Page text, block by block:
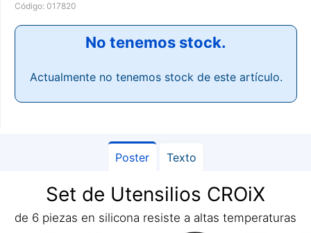
Poster Texto
Set de Utensilios CROiX
de 6 piezas en silicona resiste a altas temperaturas
Código: 017820
No tenemos stock.
Actualmente no tenemos stock de este artículo.